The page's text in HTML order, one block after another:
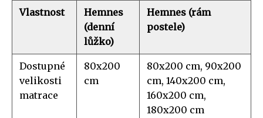
Vlastnost
Hemnes
(denní
lůžko)
Hemnes (rám
postele)
Dostupné
velikosti
matrace
80x200
cm
80x200 cm, 90x200
cm, 140x200 cm,
160x200 cm,
180x200 cm